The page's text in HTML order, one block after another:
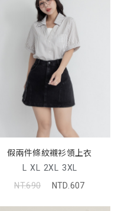
假兩件條紋襯衫領上衣
L XL 2XL 3XL
NT.690
NTD.607